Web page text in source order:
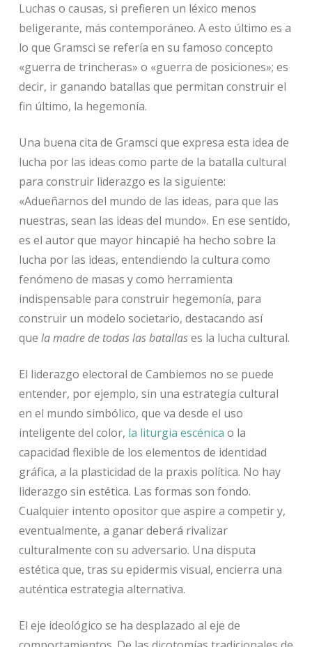
Luchas o causas, si prefieren un léxico menos
beligerante, más contemporáneo. A esto último es a
lo que Gramsci se refería en su famoso concepto
«guerra de trincheras» o «guerra de posiciones»; es
decir, ir ganando batallas que permitan construir el
fin último, la hegemonía.
Una buena cita de Gramsci que expresa esta idea de
lucha por las ideas como parte de la batalla cultural
para construir liderazgo es la siguiente:
«Adueñarnos del mundo de las ideas, para que las
nuestras, sean las ideas del mundo». En ese sentido,
es el autor que mayor hincapié ha hecho sobre la
lucha por las ideas, entendiendo la cultura como
fenómeno de masas y como herramienta
indispensable para construir hegemonía, para
construir un modelo societario, destacando así
que la madre de todas las batallases la lucha cultural.
El liderazgo electoral de Cambiemos no se puede
entender, por ejemplo, sin una estrategia cultural
en el mundo simbólico, que va desde el uso
inteligente del color, la liturgia escénica o la
capacidad flexible de los elementos de identidad
gráfica, a la plasticidad de la praxis política. No hay
liderazgo sin estética. Las formas son fondo.
Cualquier intento opositor que aspire a competir y,
eventualmente, a ganar deberá rivalizar
culturalmente con su adversario. Una disputa
estética que, tras su epidermis visual, encierra una
auténtica estrategia alternativa.
El eje ideológico se ha desplazado al eje de